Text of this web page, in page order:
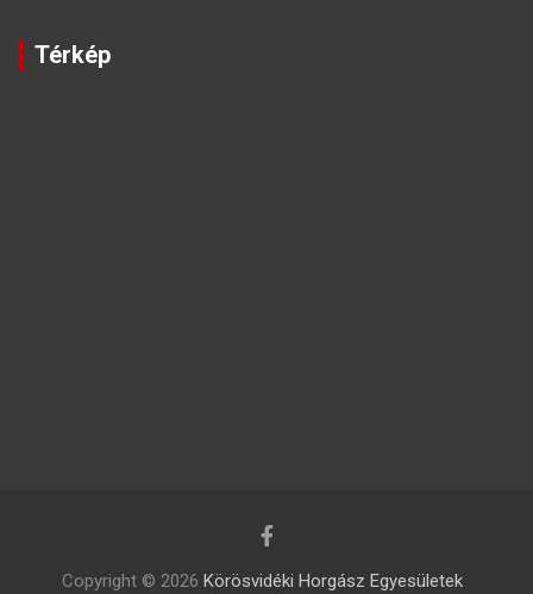
Térkép
Copyright © 2026 Körösvidéki Horgász Egyesületek